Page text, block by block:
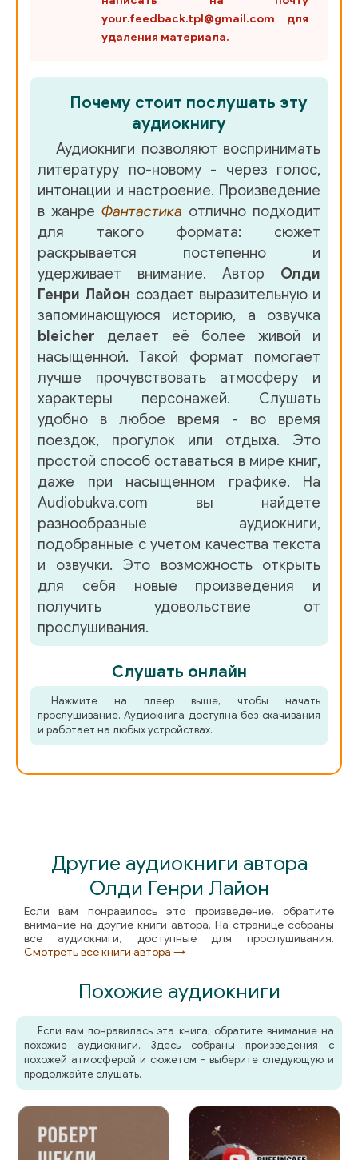
your.feedback.tpl@gmail.com для
удаления материала.
Почему стоит послушать эту
аудиокнигу
Аудиокниги позволяют воспринимать
литературу по-новому - через голос,
интонации и настроение. Произведение
в жанре Фантастика отлично подходит
для такого формата: сюжет
раскрывается постепенно и
удерживает внимание. Автор Олди
Генри Лайон создает выразительную и
запоминающуюся историю, а озвучка
bleicher делает её более живой и
насыщенной. Такой формат помогает
лучше прочувствовать атмосферу и
характеры персонажей. Слушать
удобно в любое время - во время
поездок, прогулок или отдыха. Это
простой способ оставаться в мире книг,
даже при насыщенном графике. На
Audiobukva.com вы найдете
разнообразные аудиокниги,
подобранные с учетом качества текста
и озвучки. Это возможность открыть
для себя новые произведения и
получить удовольствие от
прослушивания.
Слушать онлайн
Нажмите на плеер выше, чтобы начать
прослушивание. Аудиокнига доступна без скачивания
и работает на любых устройствах.
Другие аудиокниги автора
Олди Генри Лайон
Если вам понравилось это произведение, обратите
внимание на другие книги автора. На странице собраны
все аудиокниги, доступные для прослушивания.
Смотреть все книги автора →
Похожие аудиокниги
Если вам понравилась эта книга, обратите внимание на
похожие аудиокниги. Здесь собраны произведения с
похожей атмосферой и сюжетом - выберите следующую и
продолжайте слушать.